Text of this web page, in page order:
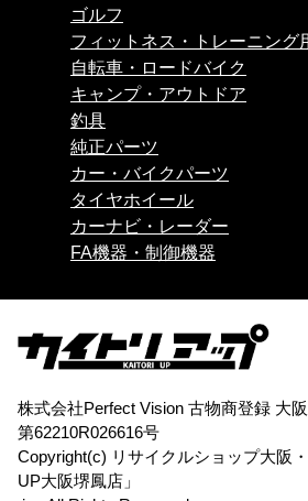
ゴルフ
フィットネス・トレーニング
自転車・ロードバイク
キャンプ・アウトドア
釣具
純正パーツ
カー・バイクパーツ
タイヤホイール
カーナビ・レーダー
FA機器・制御機器
株式会社Perfect Vision 古物商登録 大
第62210R026616号
Copyright(c) リサイクルショップ大阪
UP大阪堺鳳店」